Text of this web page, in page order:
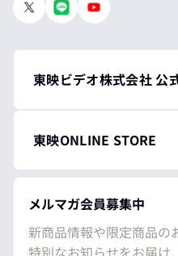
東映ビデオ株式会社 公
東映ONLINE STORE
メルマガ会員募集中
新商品情報や限定商品の